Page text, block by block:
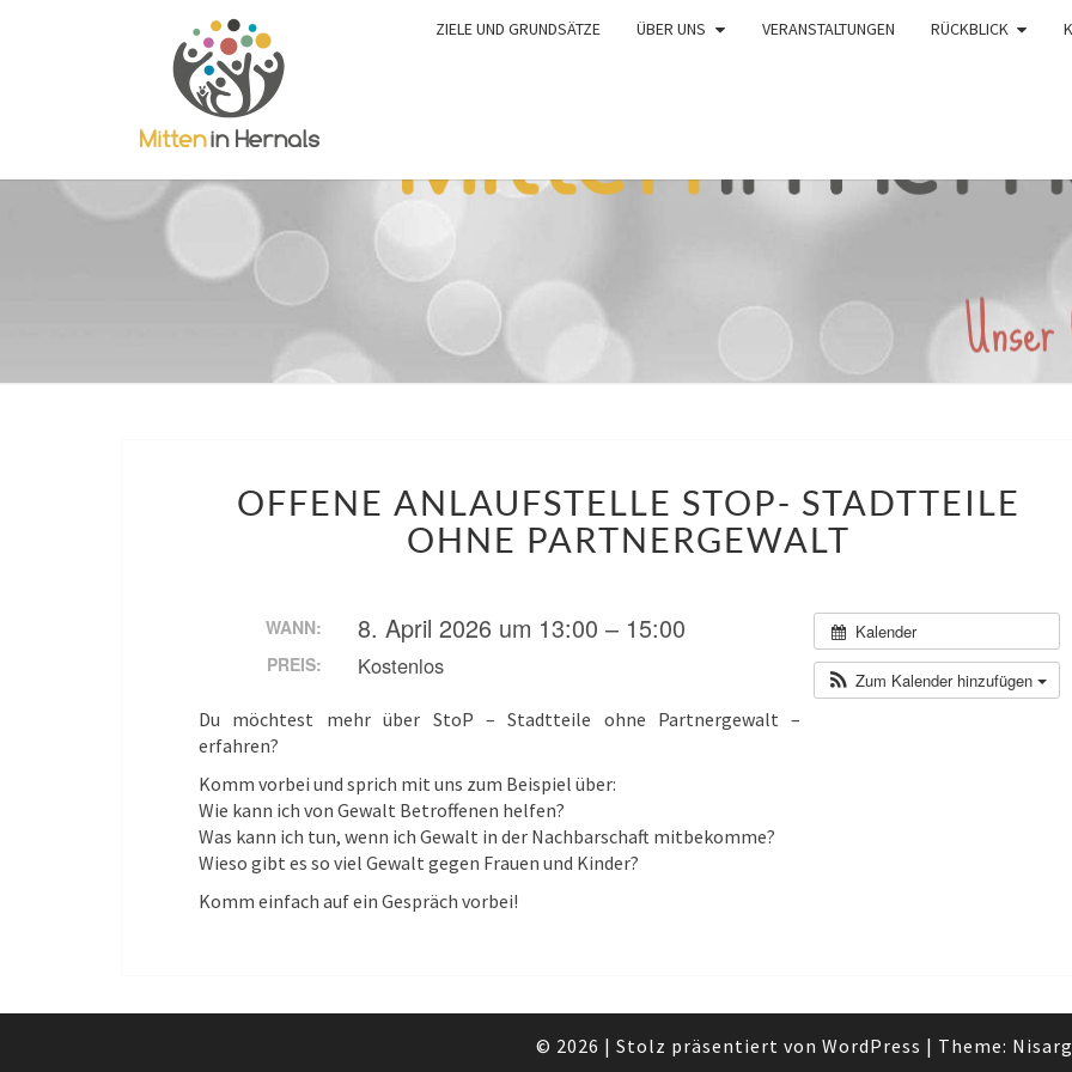
ZIELE UND GRUNDSÄTZE ÜBER UNS VERANSTALTUNGEN RÜCKBLICK
ANLAUFSTELLE
STOP-
STADTTEILE
OFFENE ANLAUFSTELLE STOP- STADTTEILE
OHNE PARTNERGEWALT
Kalender
Zum Kalender hinzufügen
WANN: 8. April 2026 um 13:00 – 15:00
PREIS: Kostenlos
Du möchtest mehr über StoP – Stadtteile ohne Partnergewalt –
erfahren?
Komm vorbei und sprich mit uns zum Beispiel über:
Wie kann ich von Gewalt Betroffenen helfen?
Was kann ich tun, wenn ich Gewalt in der Nachbarschaft mitbekomme?
Wieso gibt es so viel Gewalt gegen Frauen und Kinder?
Komm einfach auf ein Gespräch vorbei!
© 2026 | Stolz präsentiert von WordPress | Theme: Nisarg